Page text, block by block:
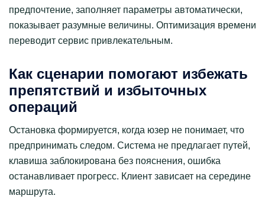
предпочтение, заполняет параметры автоматически,
показывает разумные величины. Оптимизация времени
переводит сервис привлекательным.
Как сценарии помогают избежать
препятствий и избыточных
операций
Остановка формируется, когда юзер не понимает, что
предпринимать следом. Система не предлагает путей,
клавиша заблокирована без пояснения, ошибка
останавливает прогресс. Клиент зависает на середине
маршрута.